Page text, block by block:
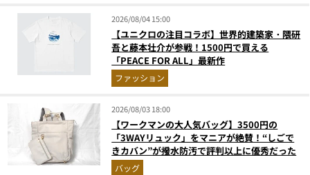
2026/08/04 15:00
【ユニクロの注目コラボ】世界的建築家・隈研
吾と藤本壮介が参戦！1500円で買える
「PEACE FOR ALL」最新作
ファッション
2026/08/03 18:00
【ワークマンの大人気バッグ】3500円の
「3WAYリュック」をマニアが絶賛！“しごで
きカバン”が撥水防汚で評判以上に優秀だった
バッグ